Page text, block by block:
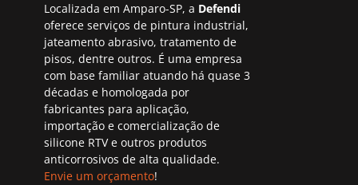
Localizada em Amparo-SP, a Defendi
oferece serviços de pintura industrial,
jateamento abrasivo, tratamento de
pisos, dentre outros. É uma empresa
com base familiar atuando há quase 3
décadas e homologada por
fabricantes para aplicação,
importação e comercialização de
silicone RTV e outros produtos
anticorrosivos de alta qualidade.
Envie um orçamento!